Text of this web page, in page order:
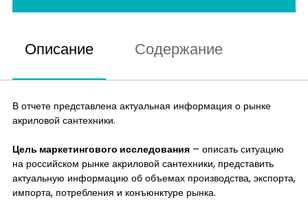
Описание Содержание
В отчете представлена актуальная информация о рынке
акриловой сантехники.
Цель маркетингового исследования – описать ситуацию
на российском рынке акриловой сантехники, представить
актуальную информацию об объемах производства, экспорта,
импорта, потребления и конъюнктуре рынка.